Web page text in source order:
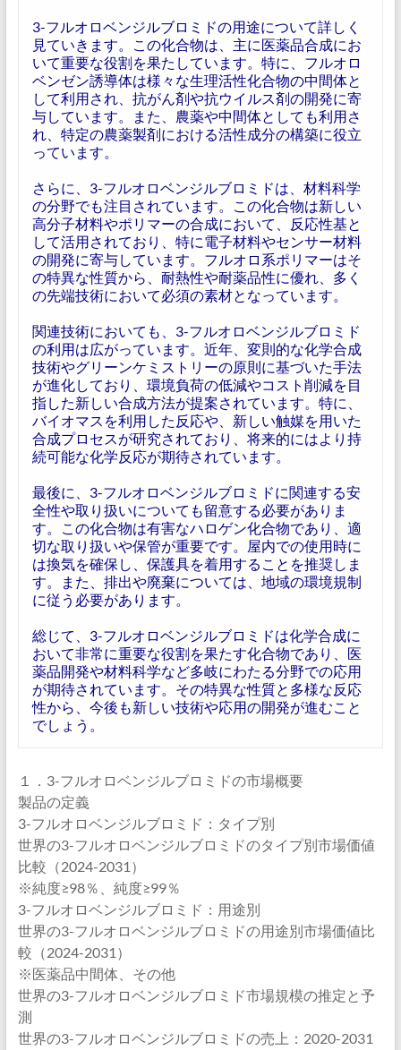
3-フルオロベンジルブロミドの用途について詳しく
見ていきます。この化合物は、主に医薬品合成にお
いて重要な役割を果たしています。特に、フルオロ
ベンゼン誘導体は様々な生理活性化合物の中間体と
して利用され、抗がん剤や抗ウイルス剤の開発に寄
与しています。また、農薬や中間体としても利用さ
れ、特定の農薬製剤における活性成分の構築に役立
っています。
さらに、3-フルオロベンジルブロミドは、材料科学
の分野でも注目されています。この化合物は新しい
高分子材料やポリマーの合成において、反応性基と
して活用されており、特に電子材料やセンサー材料
の開発に寄与しています。フルオロ系ポリマーはそ
の特異な性質から、耐熱性や耐薬品性に優れ、多く
の先端技術において必須の素材となっています。
関連技術においても、3-フルオロベンジルブロミド
の利用は広がっています。近年、変則的な化学合成
技術やグリーンケミストリーの原則に基づいた手法
が進化しており、環境負荷の低減やコスト削減を目
指した新しい合成方法が提案されています。特に、
バイオマスを利用した反応や、新しい触媒を用いた
合成プロセスが研究されており、将来的にはより持
続可能な化学反応が期待されています。
最後に、3-フルオロベンジルブロミドに関連する安
全性や取り扱いについても留意する必要がありま
す。この化合物は有害なハロゲン化合物であり、適
切な取り扱いや保管が重要です。屋内での使用時に
は換気を確保し、保護具を着用することを推奨しま
す。また、排出や廃棄については、地域の環境規制
に従う必要があります。
総じて、3-フルオロベンジルブロミドは化学合成に
おいて非常に重要な役割を果たす化合物であり、医
薬品開発や材料科学など多岐にわたる分野での応用
が期待されています。その特異な性質と多様な反応
性から、今後も新しい技術や応用の開発が進むこと
でしょう。
１．3-フルオロベンジルブロミドの市場概要
製品の定義
3-フルオロベンジルブロミド：タイプ別
世界の3-フルオロベンジルブロミドのタイプ別市場価値
比較（2024-2031）
※純度≥98％、純度≥99％
3-フルオロベンジルブロミド：用途別
世界の3-フルオロベンジルブロミドの用途別市場価値比
較（2024-2031）
※医薬品中間体、その他
世界の3-フルオロベンジルブロミド市場規模の推定と予
測
世界の3-フルオロベンジルブロミドの売上：2020-2031